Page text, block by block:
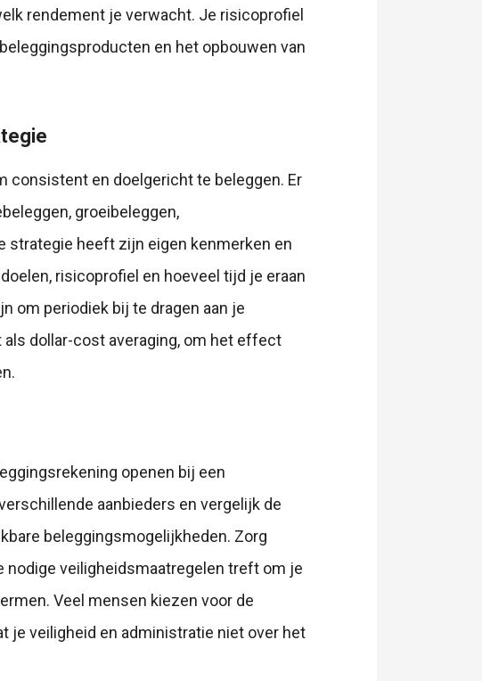
rendement je verwacht. Je risicoprofiel
en het opbouwen van
consistent en doelgericht te beleggen. Er
groeibeleggen,
strategie heeft zijn eigen kenmerken en
risicoprofiel en hoeveel tijd je eraan
om periodiek bij te dragen aan je
dollar-cost averaging, om het effect
openen bij een
aanbieders en vergelijk de
beleggingsmogelijkheden. Zorg
nodige veiligheidsmaatregelen treft om je
Veel mensen kiezen voor de
je veiligheid en administratie niet over het